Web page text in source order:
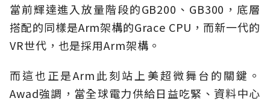
當前輝達進入放量階段的GB200、GB300，底層
搭配的同樣是Arm架構的Grace CPU，而新一代的
VR世代，也是採用Arm架構。
而這也正是Arm此刻站上美超微舞台的關鍵。
Awad強調，當全球電力供給日益吃緊、資料中心